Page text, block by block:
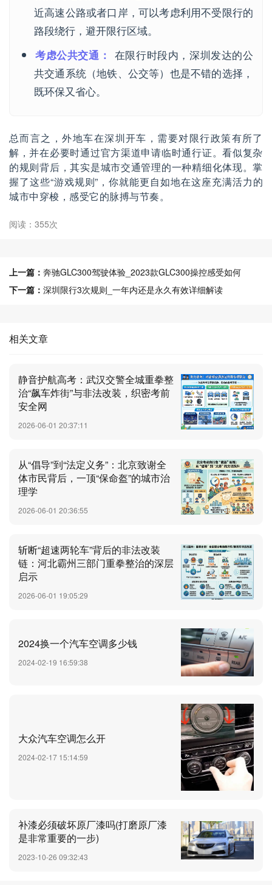
近高速公路或者口岸，可以考虑利用不受限行的
路段绕行，避开限行区域。
考虑公共交通：
在限行时段内，深圳发达的公
共交通系统（地铁、公交等）也是不错的选择，
既环保又省心。
总而言之，外地车在深圳开车，需要对限行政策有所了
解，并在必要时通过官方渠道申请临时通行证。看似复杂
的规则背后，其实是城市交通管理的一种精细化体现。掌
握了这些“游戏规则”，你就能更自如地在这座充满活力的
城市中穿梭，感受它的脉搏与节奏。
阅读：355次
上一篇： 奔驰GLC300驾驶体验_2023款GLC300操控感受如何
下一篇： 深圳限行3次规则_一年内还是永久有效详细解读
相关文章
静音护航高考：武汉交警全城重拳整
治“飙车炸街”与非法改装，织密考前
安全网
2026-06-01 20:37:11
从“倡导”到“法定义务”：北京致谢全
体市民背后，一顶“保命盔”的城市治
理学
2026-06-01 20:36:55
斩断“超速两轮车”背后的非法改装
链：河北霸州三部门重拳整治的深层
启示
2026-06-01 19:05:29
2024换一个汽车空调多少钱
2024-02-19 16:59:38
大众汽车空调怎么开
2024-02-17 15:14:59
补漆必须破坏原厂漆吗(打磨原厂漆
是非常重要的一步)
2023-10-26 09:32:43